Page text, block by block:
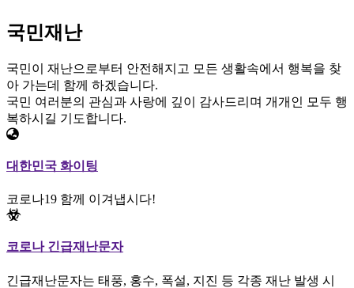
국민재난
국민이 재난으로부터 안전해지고 모든 생활속에서 행복을 찾
아 가는데 함께 하겠습니다.
국민 여러분의 관심과 사랑에 깊이 감사드리며 개개인 모두 행
복하시길 기도합니다.
대한민국 화이팅
코로나19 함께 이겨냅시다!
코로나 긴급재난문자
긴급재난문자는 태풍, 홍수, 폭설, 지진 등 각종 재난 발생 시